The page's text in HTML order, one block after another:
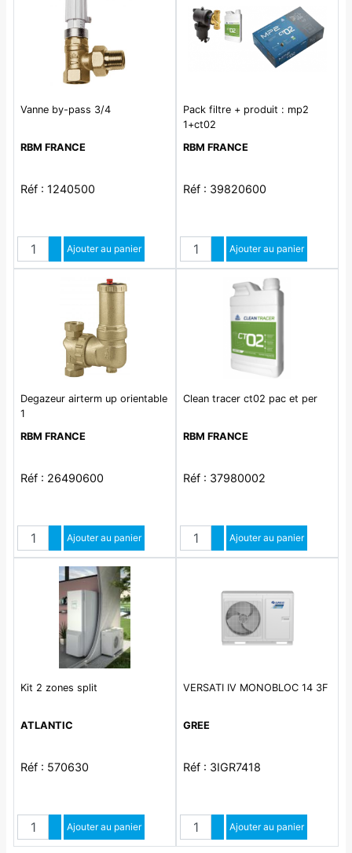
Vanne by-pass 3/4
RBM FRANCE
Réf : 1240500
QuantitéAugmenter quantité
Diminuer quantité
Ajouter au panier
Pack filtre + produit : mp2
1+ct02
RBM FRANCE
Réf : 39820600
QuantitéAugmenter quantité
Diminuer quantité
Ajouter au panier
Degazeur airterm up orientable
1
RBM FRANCE
Réf : 26490600
QuantitéAugmenter quantité
Diminuer quantité
Ajouter au panier
Clean tracer ct02 pac et per
RBM FRANCE
Réf : 37980002
QuantitéAugmenter quantité
Diminuer quantité
Ajouter au panier
Kit 2 zones split
ATLANTIC
Réf : 570630
QuantitéAugmenter quantité
Diminuer quantité
Ajouter au panier
VERSATI IV MONOBLOC 14 3F
GREE
Réf : 3IGR7418
QuantitéAugmenter quantité
Diminuer quantité
Ajouter au panier